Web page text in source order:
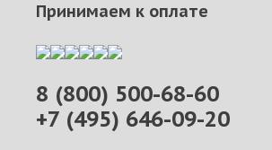
8 (800) 500-68-60
+7 (495) 646-09-20
Принимаем к оплате